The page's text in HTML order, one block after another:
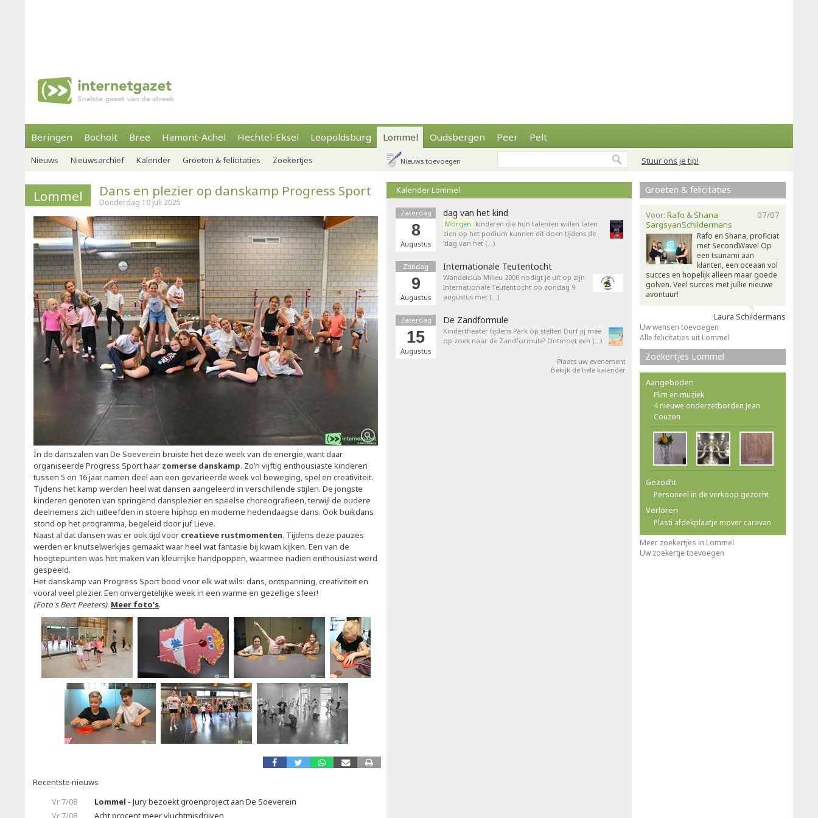
Beringen Bocholt Bree Hamont-Achel Hechtel-Eksel Leopoldsburg Lommel Oudsbergen Peer Pelt
Stuur ons je tip!
Nieuws Nieuwsarchief Kalender Groeten & felicitaties Zoekertjes Nieuws toevoegen
Lommel Dans en plezier op danskamp Progress Sport
Donderdag 10 juli 2025
In de danszalen van De Soeverein bruiste het deze week van de energie, want daar
organiseerde Progress Sport haar zomerse danskamp. Zo’n vijftig enthousiaste kinderen
tussen 5 en 16 jaar namen deel aan een gevarieerde week vol beweging, spel en creativiteit.
Tijdens het kamp werden heel wat dansen aangeleerd in verschillende stijlen. De jongste
kinderen genoten van springend dansplezier en speelse choreografieën, terwijl de oudere
deelnemers zich uitleefden in stoere hiphop en moderne hedendaagse dans. Ook buikdans
stond op het programma, begeleid door juf Lieve.
Naast al dat dansen was er ook tijd voor creatieve rustmomenten. Tijdens deze pauzes
werden er knutselwerkjes gemaakt waar heel wat fantasie bij kwam kijken. Een van de
hoogtepunten was het maken van kleurrijke handpoppen, waarmee nadien enthousiast werd
gespeeld.
Het danskamp van Progress Sport bood voor elk wat wils: dans, ontspanning, creativiteit en
vooral veel plezier. Een onvergetelijke week in een warme en gezellige sfeer!
(Foto's Bert Peeters). Meer foto's.
Recentste nieuws
Vr 7/08
Lommel - Jury bezoekt groenproject aan De Soeverein
Vr 7/08
Acht procent meer vluchtmisdrijven
Kalender Lommel
Zaterdag
8
Augustus
dag van het kind
Morgen kinderen die hun talenten willen laten
zien op het podium kunnen dit doen tijdens de
'dag van het (…)
Zondag
9
Augustus
Internationale Teutentocht
Wandelclub Milieu 2000 nodigt je uit op zijn
Internationale Teutentocht op zondag 9
augustus met (…)
Zaterdag
15
Augustus
De Zandformule
Kindertheater tijdens Park op stelten Durf jij mee
op zoek naar de Zandformule? Ontmoet een (…)
Plaats uw evenement
Bekijk de hele kalender
Groeten & felicitaties
07/07
Voor: Rafo & Shana
SargsyanSchildermans
Rafo en Shana, proficiat
met SecondWave! Op
een tsunami aan
klanten, een oceaan vol
succes en hopelijk alleen maar goede
golven. Veel succes met jullie nieuwe
avontuur!
Laura Schildermans
Uw wensen toevoegen
Alle felicitaties uit Lommel
Zoekertjes Lommel
Aangeboden
Flim en muziek
4 nieuwe onderzetborden Jean
Couzon
Gezocht
Personeel in de verkoop gezocht
Verloren
Plasti afdekplaatje mover caravan
Meer zoekertjes in Lommel
Uw zoekertje toevoegen